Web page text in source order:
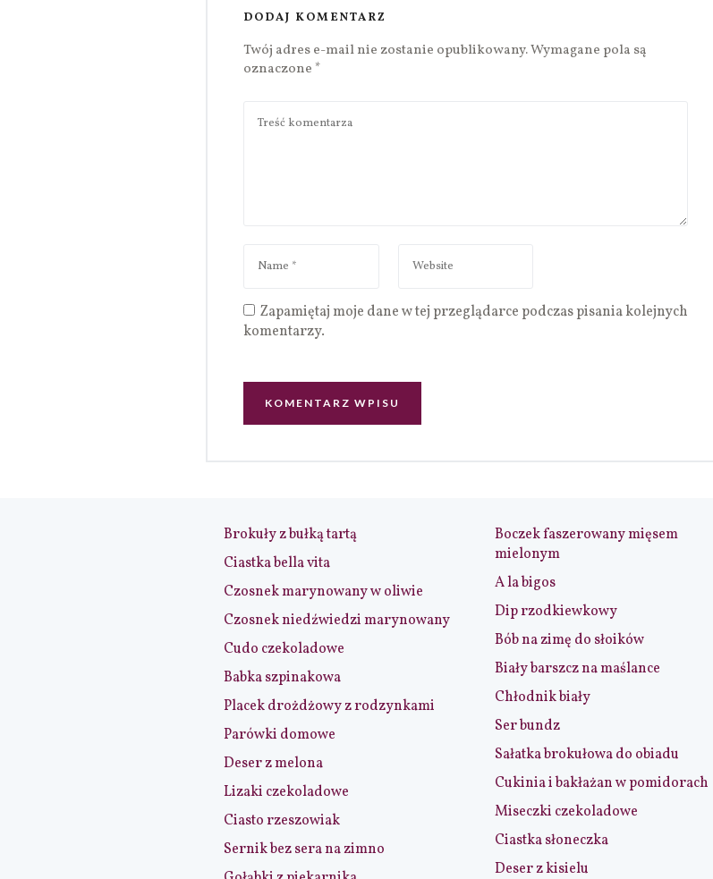
DODAJ KOMENTARZ
Twój adres e-mail nie zostanie opublikowany.Wymagane pola są
oznaczone *
Zapamiętaj moje dane w tej przeglądarce podczas pisania kolejnych
komentarzy.
Brokuły z bułką tartą
Ciastka bella vita
Czosnek marynowany w oliwie
Czosnek niedźwiedzi marynowany
Cudo czekoladowe
Babka szpinakowa
Placek drożdżowy z rodzynkami
Parówki domowe
Deser z melona
Lizaki czekoladowe
Ciasto rzeszowiak
Sernik bez sera na zimno
Boczek faszerowany mięsem
mielonym
A la bigos
Dip rzodkiewkowy
Bób na zimę do słoików
Biały barszcz na maślance
Chłodnik biały
Ser bundz
Sałatka brokułowa do obiadu
Cukinia i bakłażan w pomidorach
Miseczki czekoladowe
Ciastka słoneczka
Deser z kisielu